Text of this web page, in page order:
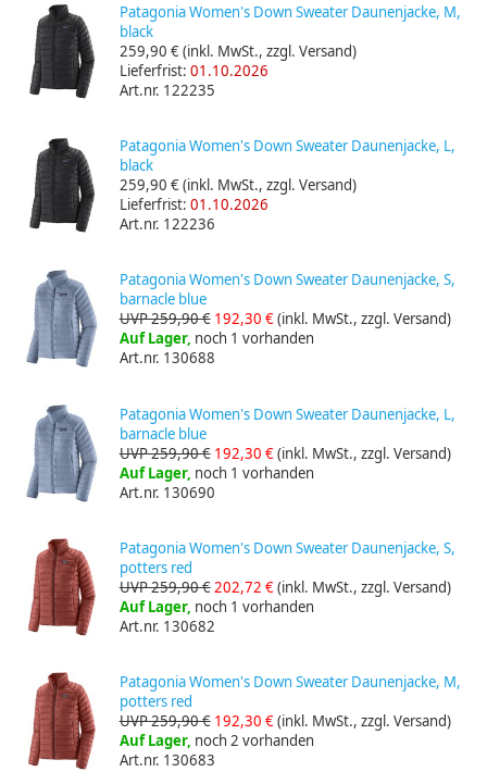
Patagonia Women's Down Sweater Daunenjacke, M,
black
259,90 €(inkl. MwSt., zzgl. Versand)
Lieferfrist: 01.10.2026
Art.nr. 122235
Patagonia Women's Down Sweater Daunenjacke, L,
black
259,90 €(inkl. MwSt., zzgl. Versand)
Lieferfrist: 01.10.2026
Art.nr. 122236
Patagonia Women's Down Sweater Daunenjacke, S,
barnacle blue
UVP 259,90 € 192,30 €(inkl. MwSt., zzgl. Versand)
Auf Lager, noch 1 vorhanden
Art.nr. 130688
Patagonia Women's Down Sweater Daunenjacke, L,
barnacle blue
UVP 259,90 € 192,30 €(inkl. MwSt., zzgl. Versand)
Auf Lager, noch 1 vorhanden
Art.nr. 130690
Patagonia Women's Down Sweater Daunenjacke, S,
potters red
UVP 259,90 €202,72 €(inkl. MwSt., zzgl. Versand)
Auf Lager, noch 1 vorhanden
Art.nr. 130682
Patagonia Women's Down Sweater Daunenjacke, M,
potters red
UVP 259,90 € 192,30 €(inkl. MwSt., zzgl. Versand)
Auf Lager, noch 2 vorhanden
Art.nr. 130683